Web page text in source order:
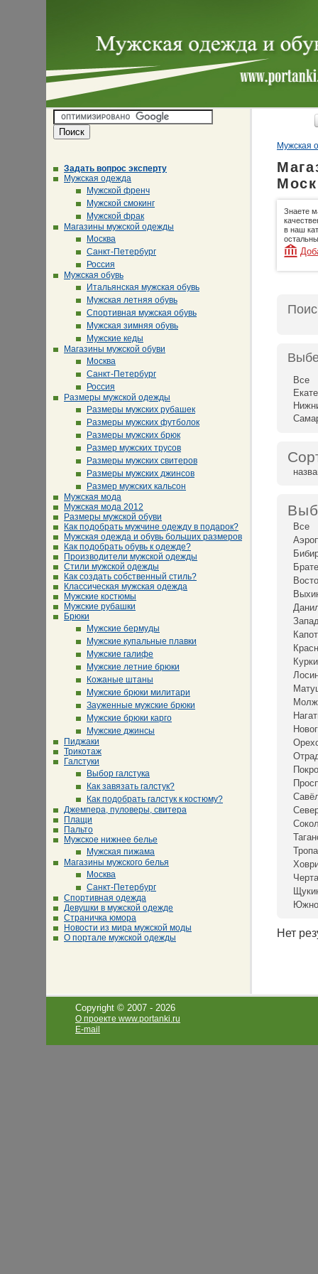
Задать вопрос эксперту
Мужская одежда
Мужской френч
Мужской смокинг
Мужской фрак
Магазины мужской одежды
Москва
Санкт-Петербург
Россия
Мужская обувь
Итальянская мужская обувь
Мужская летняя обувь
Спортивная мужская обувь
Мужская зимняя обувь
Мужские кеды
Магазины мужской обуви
Москва
Санкт-Петербург
Россия
Размеры мужской одежды
Размеры мужских рубашек
Размеры мужских футболок
Размеры мужских брюк
Размер мужских трусов
Размеры мужских свитеров
Размеры мужских джинсов
Размер мужских кальсон
Мужская мода
Мужская мода 2012
Размеры мужской обуви
Как подобрать мужчине одежду в подарок?
Мужская одежда и обувь больших размеров
Как подобрать обувь к одежде?
Производители мужской одежды
Стили мужской одежды
Как создать собственный стиль?
Классическая мужская одежда
Мужские костюмы
Мужские рубашки
Брюки
Мужские бермуды
Мужские купальные плавки
Мужские галифе
Мужские летние брюки
Кожаные штаны
Мужские брюки милитари
Зауженные мужские брюки
Мужские брюки карго
Мужские джинсы
Пиджаки
Трикотаж
Галстуки
Выбор галстука
Как завязать галстук?
Как подобрать галстук к костюму?
Джемпера, пуловеры, свитера
Плащи
Пальто
Мужское нижнее белье
Мужская пижама
Магазины мужского белья
Москва
Санкт-Петербург
Спортивная одежда
Девушки в мужской одежде
Страничка юмора
Новости из мира мужской моды
О портале мужской одежды
Мужская
Знаете
в наш
Все
Все
Нет
Copyright © 2007 - 2026
О проекте www.portanki.ru
E-mail